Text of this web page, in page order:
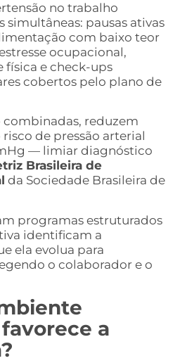
no trabalho
simultâneas: pausas ativas
com baixo teor
ocupacional,
física e check-ups
cobertos pelo plano de
combinadas, reduzem
de pressão arterial
— limiar diagnóstico
Brasileira de
da Sociedade Brasileira de
programas estruturados
identificam a
ela evolua para
o colaborador e o
a